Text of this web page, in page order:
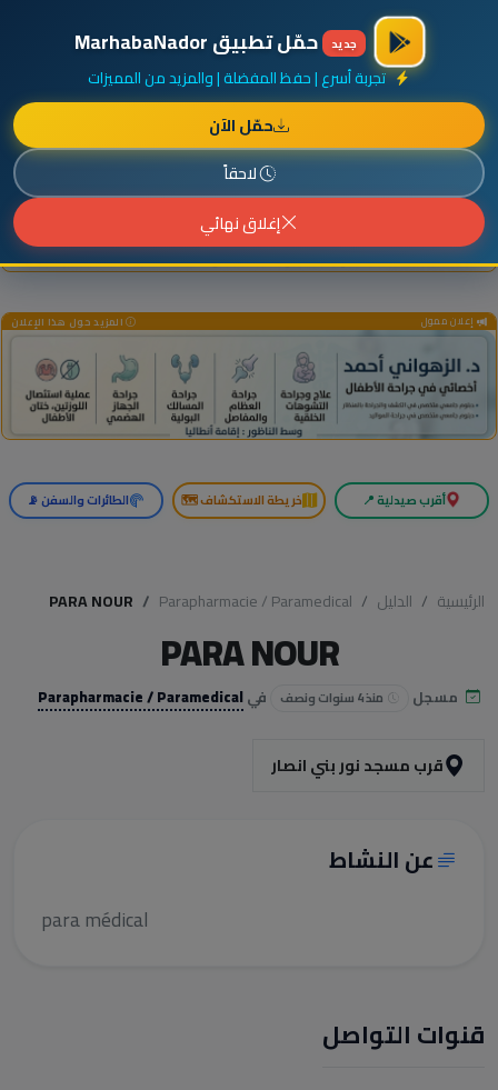
أضف نشاطك مجاناً
جديد حمّل تطبيق MarhabaNador
تجربة أسرع | حفظ المفضلة | والمزيد من المميزات
حمّل الآن
لاحقاً
إغلاق نهائي
إعلان ممول المزيد حول هذا الإعلان
إعلان ممول المزيد حول هذا الإعلان
أقرب صيدلية 📍 خريطة الاستكشاف 🗺️ الطائرات والسفن 📡
الرئيسية الدليل Parapharmacie / Paramedical
PARA NOUR
PARA NOUR
مسجل منذ 4 سنوات ونصف فيParapharmacie / Paramedical
قرب مسجد نور بني انصار
عن النشاط
para médical
قنوات التواصل